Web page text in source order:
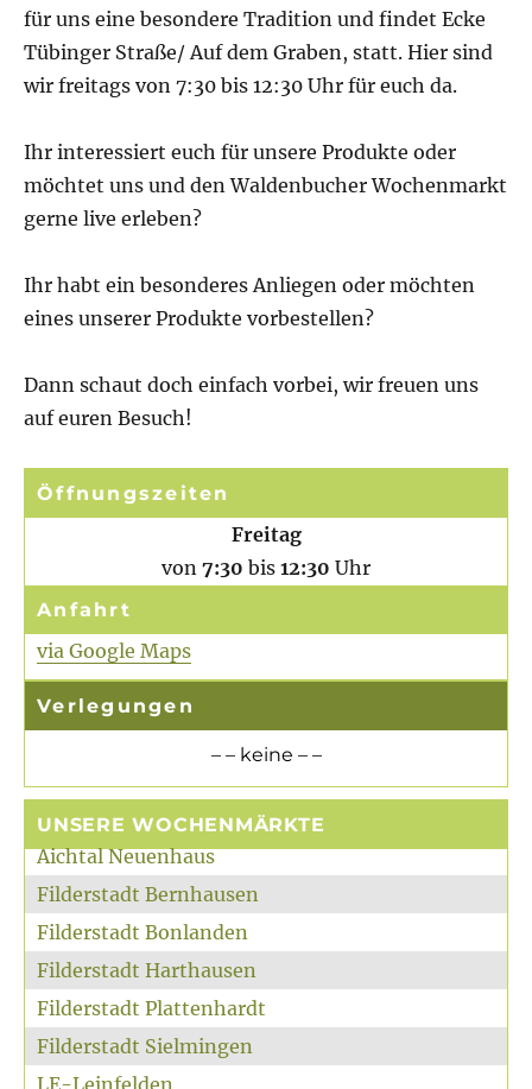
für uns eine besondere Tradition und findet Ecke
Tübinger Straße/ Auf dem Graben, statt. Hier sind
wir freitags von 7:30 bis 12:30 Uhr für euch da.
Ihr interessiert euch für unsere Produkte oder
möchtet uns und den Waldenbucher Wochenmarkt
gerne live erleben?
Ihr habt ein besonderes Anliegen oder möchten
eines unserer Produkte vorbestellen?
Dann schaut doch einfach vorbei, wir freuen uns
auf euren Besuch!
Öffnungszeiten
Freitag
von 7:30 bis 12:30 Uhr
Anfahrt
via Google Maps
Verlegungen
– – keine – –
UNSERE WOCHENMÄRKTE
Aichtal Neuenhaus
Filderstadt Bernhausen
Filderstadt Bonlanden
Filderstadt Harthausen
Filderstadt Plattenhardt
Filderstadt Sielmingen